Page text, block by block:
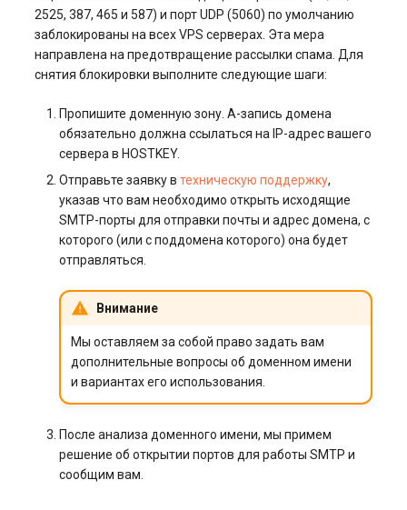
2525, 387, 465 и 587) и порт UDP (5060) по умолчанию
заблокированы на всех VPS серверах. Эта мера
направлена на предотвращение рассылки спама. Для
снятия блокировки выполните следующие шаги:
Пропишите доменную зону. A-запись домена
обязательно должна ссылаться на IP-адрес вашего
сервера в HOSTKEY.
Отправьте заявку в техническую поддержку,
указав что вам необходимо открыть исходящие
SMTP-порты для отправки почты и адрес домена, с
которого (или с поддомена которого) она будет
отправляться.
Внимание
Мы оставляем за собой право задать вам
дополнительные вопросы об доменном имени
и вариантах его использования.
После анализа доменного имени, мы примем
решение об открытии портов для работы SMTP и
сообщим вам.